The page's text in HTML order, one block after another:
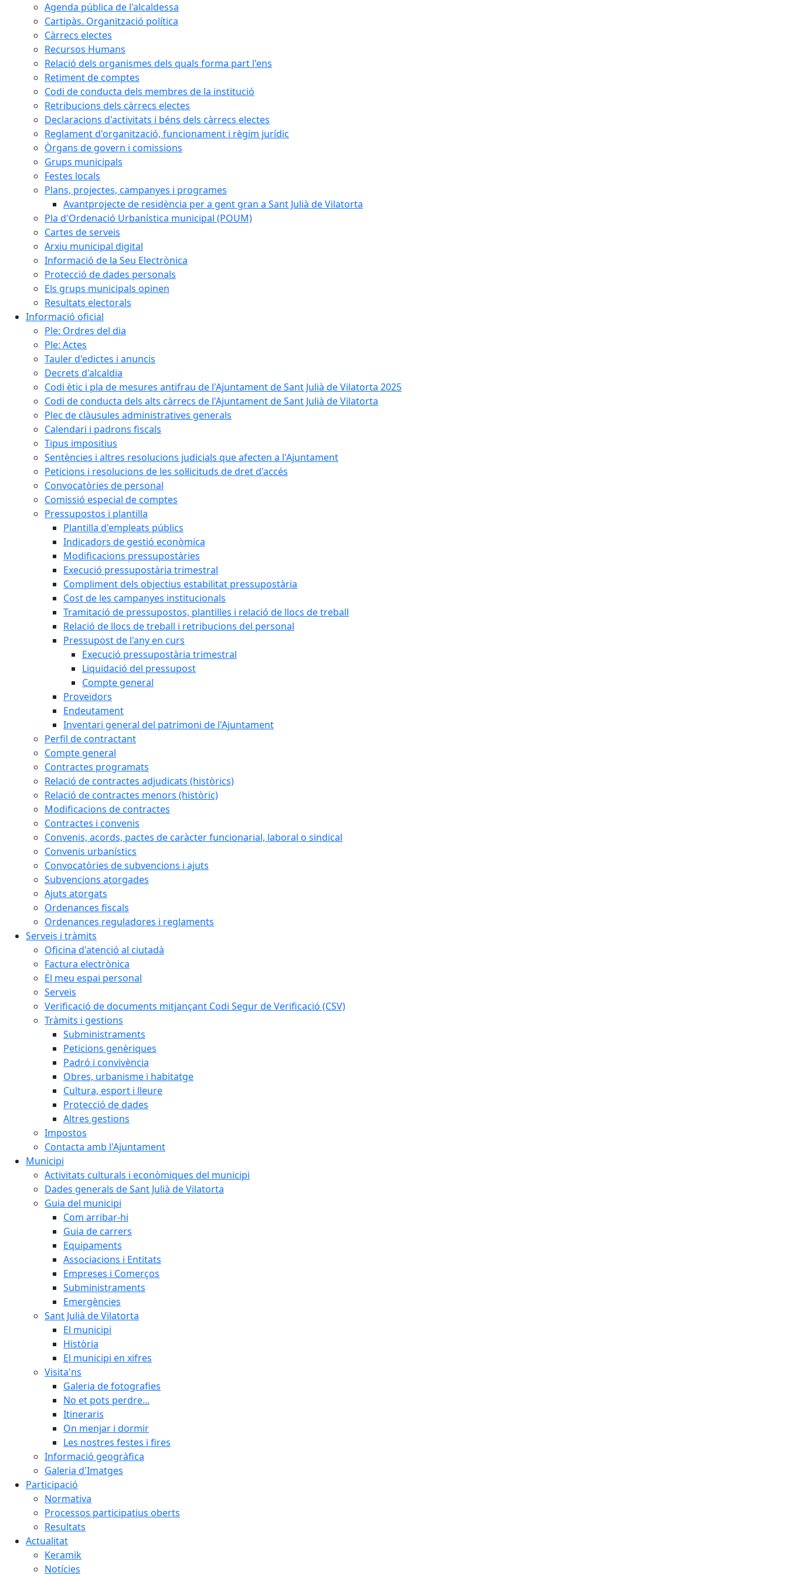
Agenda pública de l'alcaldessa
Cartipàs. Organització política
Càrrecs electes
Recursos Humans
Relació dels organismes dels quals forma part l'ens
Retiment de comptes
Codi de conducta dels membres de la institució
Retribucions dels càrrecs electes
Declaracions d'activitats i béns dels càrrecs electes
Reglament d'organització, funcionament i règim jurídic
Òrgans de govern i comissions
Grups municipals
Festes locals
Plans, projectes, campanyes i programes
Avantprojecte de residència per a gent gran a Sant Julià de Vilatorta
Pla d'Ordenació Urbanística municipal (POUM)
Cartes de serveis
Arxiu municipal digital
Informació de la Seu Electrònica
Protecció de dades personals
Els grups municipals opinen
Resultats electorals
Informació oficial
Ple: Ordres del dia
Ple: Actes
Tauler d'edictes i anuncis
Decrets d'alcaldia
Codi ètic i pla de mesures antifrau de l'Ajuntament de Sant Julià de Vilatorta 2025
Codi de conducta dels alts càrrecs de l'Ajuntament de Sant Julià de Vilatorta
Plec de clàusules administratives generals
Calendari i padrons fiscals
Tipus impositius
Sentències i altres resolucions judicials que afecten a l'Ajuntament
Peticions i resolucions de les sol·licituds de dret d'accés
Convocatòries de personal
Comissió especial de comptes
Pressupostos i plantilla
Plantilla d'empleats públics
Indicadors de gestió econòmica
Modificacions pressupostàries
Execució pressupostària trimestral
Compliment dels objectius estabilitat pressupostària
Cost de les campanyes institucionals
Tramitació de pressupostos, plantilles i relació de llocs de treball
Relació de llocs de treball i retribucions del personal
Pressupost de l'any en curs
Execució pressupostària trimestral
Liquidació del pressupost
Compte general
Proveïdors
Endeutament
Inventari general del patrimoni de l'Ajuntament
Perfil de contractant
Compte general
Contractes programats
Relació de contractes adjudicats (històrics)
Relació de contractes menors (històric)
Modificacions de contractes
Contractes i convenis
Convenis, acords, pactes de caràcter funcionarial, laboral o sindical
Convenis urbanístics
Convocatòries de subvencions i ajuts
Subvencions atorgades
Ajuts atorgats
Ordenances fiscals
Ordenances reguladores i reglaments
Serveis i tràmits
Oficina d'atenció al ciutadà
Factura electrònica
El meu espai personal
Serveis
Verificació de documents mitjançant Codi Segur de Verificació (CSV)
Tràmits i gestions
Subministraments
Peticions genèriques
Padró i convivència
Obres, urbanisme i habitatge
Cultura, esport i lleure
Protecció de dades
Altres gestions
Impostos
Contacta amb l'Ajuntament
Municipi
Activitats culturals i econòmiques del municipi
Dades generals de Sant Julià de Vilatorta
Guia del municipi
Com arribar-hi
Guia de carrers
Equipaments
Associacions i Entitats
Empreses i Comerços
Subministraments
Emergències
Sant Julià de Vilatorta
El municipi
Història
El municipi en xifres
Visita'ns
Galeria de fotografies
No et pots perdre...
Itineraris
On menjar i dormir
Les nostres festes i fires
Informació geogràfica
Galeria d'Imatges
Participació
Normativa
Processos participatius oberts
Resultats
Actualitat
Keramik
Notícies